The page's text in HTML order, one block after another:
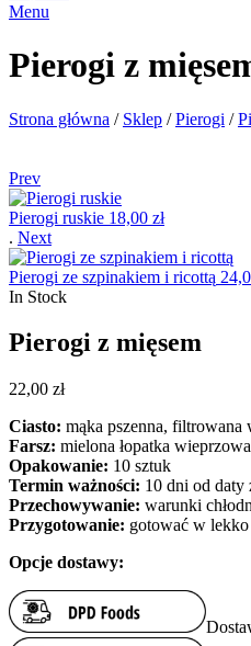
Menu
Pierogi z
Strona główna / Sklep /Pierogi /
Prev
Pierogi ruskie 18,00 zł
. Next
Pierogi ze szpinakiem i ricottą
In Stock
Pierogi z mięsem
22,00 zł
Ciasto: mąka pszenna, filtrowana
Farsz: mielona łopatka
Opakowanie: 10 sztuk
Termin ważności: 10 dni od daty
Przechowywanie: warunki
Przygotowanie: gotować w
Opcje dostawy: